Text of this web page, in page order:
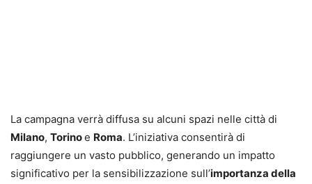
La campagna verrà diffusa su alcuni spazi nelle città di
Milano, Torinoe Roma. L’iniziativa consentirà di
raggiungere un vasto pubblico, generando un impatto
significativo per la sensibilizzazione sull’importanza della